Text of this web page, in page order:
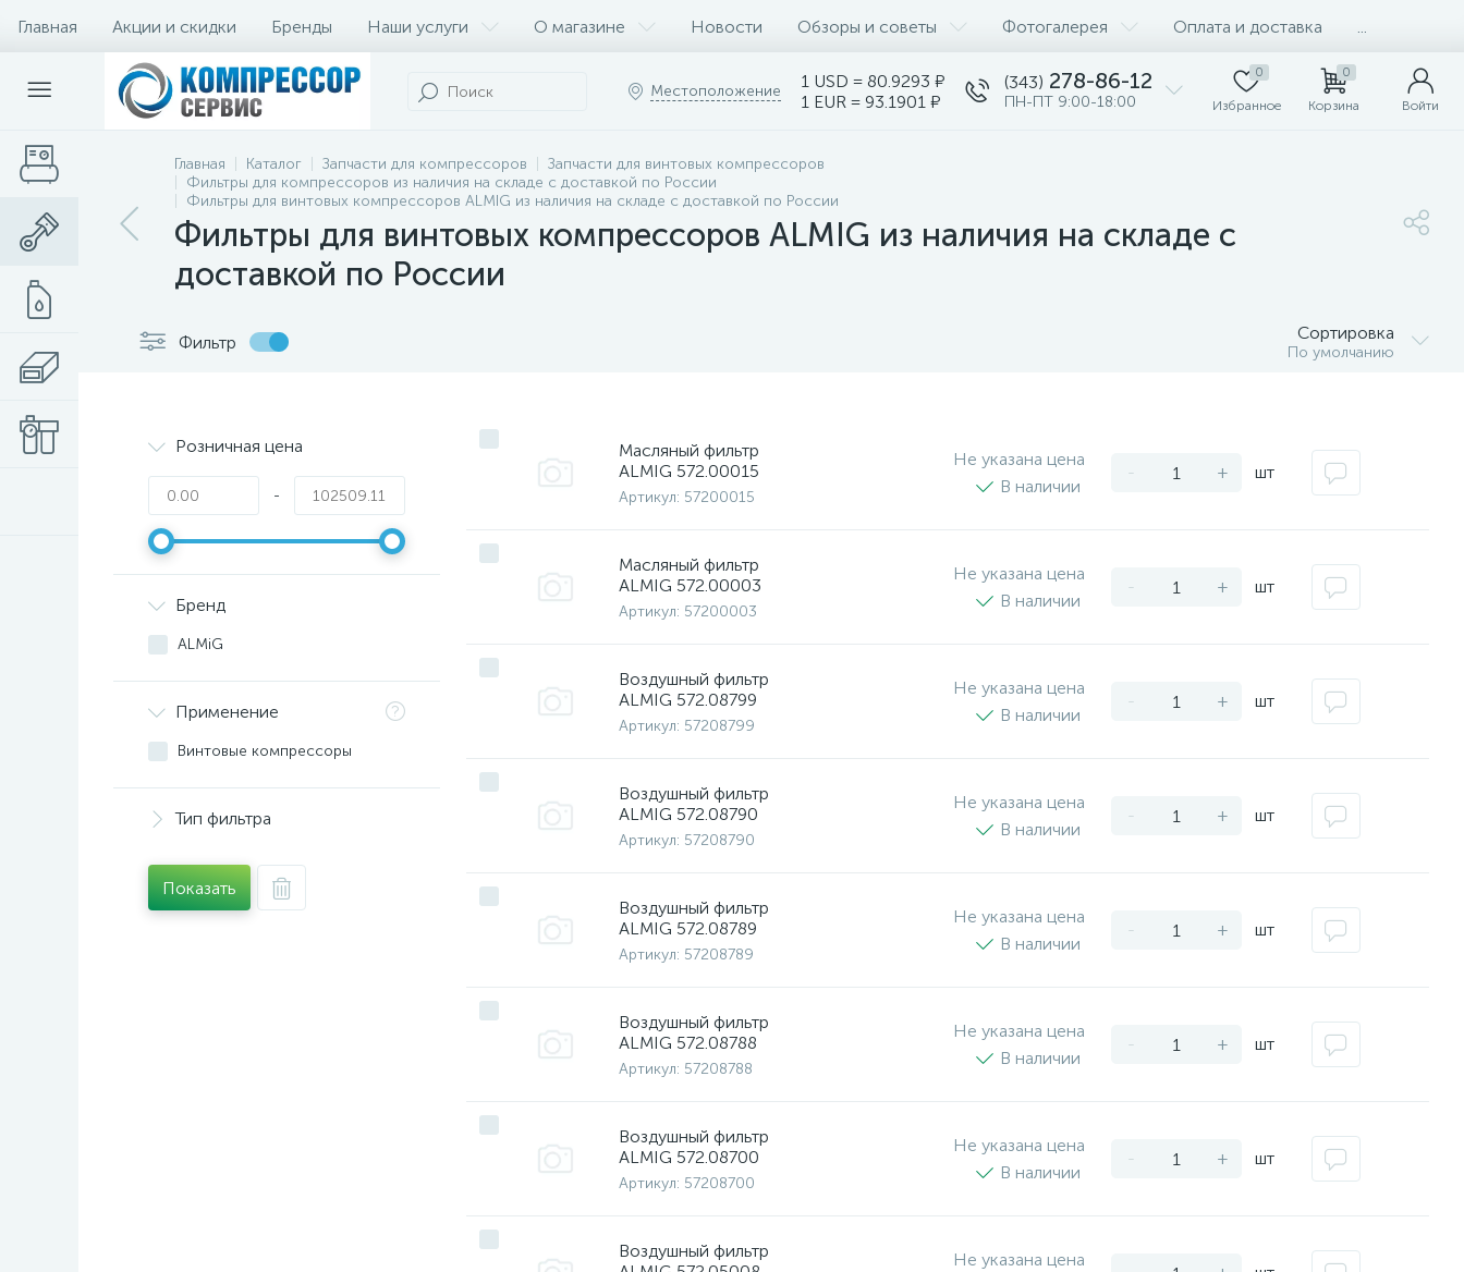
Главная Акции и скидки Бренды Наши услуги О магазине Новости Обзоры и советы Фотогалерея Оплата и доставка
Местоположение
1 USD = 80.9293 ₽
1 EUR = 93.1901 ₽
(343) 278-86-12
ПН-ПТ 9:00-18:00
0
Избранное
0
Корзина Войти
Главная Каталог Запчасти для компрессоров
Запчасти для винтовых компрессоров
Фильтры для компрессоров из наличия на складе с доставкой по России
Фильтры для винтовых компрессоров ALMIG из наличия на складе с доставкой по России
Фильтры для винтовых компрессоров ALMIG из наличия на складе с
доставкой по России
Фильтр Сортировка
По умолчанию
Розничная цена
-
Бренд
ALMiG
Применение
Винтовые компрессоры
Тип фильтра
Показать
Масляный фильтр
ALMIG 572.00015
Артикул: 57200015
Не указана цена
В наличии
- + шт
Масляный фильтр
ALMIG 572.00003
Артикул: 57200003
Не указана цена
В наличии
- + шт
Воздушный фильтр
ALMIG 572.08799
Артикул: 57208799
Не указана цена
В наличии
- + шт
Воздушный фильтр
ALMIG 572.08790
Артикул: 57208790
Не указана цена
В наличии
- + шт
Воздушный фильтр
ALMIG 572.08789
Артикул: 57208789
Не указана цена
В наличии
- + шт
Воздушный фильтр
ALMIG 572.08788
Артикул: 57208788
Не указана цена
В наличии
- + шт
Воздушный фильтр
ALMIG 572.08700
Артикул: 57208700
Не указана цена
В наличии
- + шт
Воздушный фильтр
Не указана цена